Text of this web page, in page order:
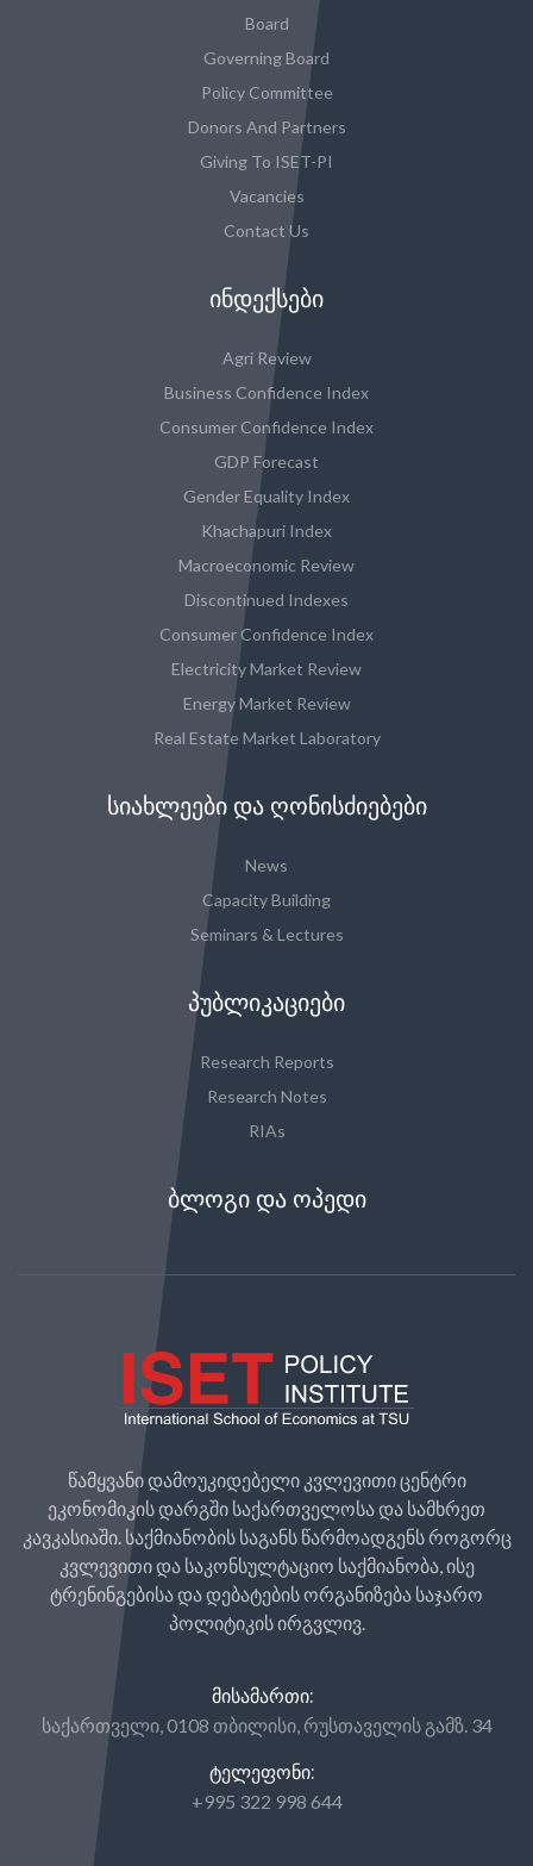
Board
Governing Board
Policy Committee
Donors And Partners
Giving To ISET-PI
Vacancies
Contact Us
ᲘᲜᲓᲔᲥᲡᲔᲑᲘ
Agri Review
Business Confidence Index
Consumer Confidence Index
GDP Forecast
Gender Equality Index
Khachapuri Index
Macroeconomic Review
Discontinued Indexes
Consumer Confidence Index
Electricity Market Review
Energy Market Review
Real Estate Market Laboratory
ᲡᲘᲐᲮᲚᲔᲔᲑᲘ ᲓᲐ ᲦᲝᲜᲘᲡᲫᲘᲔᲑᲔᲑᲘ
News
Capacity Building
Seminars & Lectures
ᲞᲣᲑᲚᲘᲙᲐᲪᲘᲔᲑᲘ
Research Reports
Research Notes
RIAs
ᲑᲚᲝᲒᲘ ᲓᲐ ᲝᲞᲔᲓᲘ
წამყვანი დამოუკიდებელი კვლევითი ცენტრი
ეკონომიკის დარგში საქართველოსა და სამხრეთ
კავკასიაში. საქმიანობის საგანს წარმოადგენს როგორც
კვლევითი და საკონსულტაციო საქმიანობა, ისე
ტრენინგებისა და დებატების ორგანიზება საჯარო
პოლიტიკის ირგვლივ.
ᲛᲘᲡᲐᲛᲐᲠᲗᲘ:
საქართველი, 0108 თბილისი, რუსთაველის გამზ. 34
ᲢᲔᲚᲔᲤᲝᲜᲘ:
+995 322 998 644